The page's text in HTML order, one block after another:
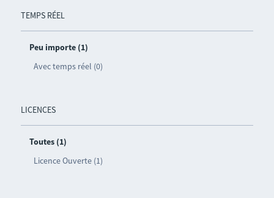
TEMPS RÉEL
Peu importe (1)
Avec temps réel (0)
LICENCES
Toutes (1)
Licence Ouverte (1)